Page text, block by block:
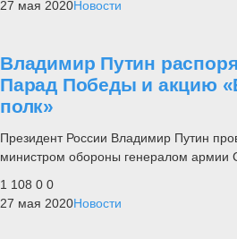
27 мая 2020Новости
Владимир Путин
Парад Победы и акцию
полк»
Президент России Владимир Путин
министром обороны генералом армии
1 108 0 0
27 мая 2020Новости